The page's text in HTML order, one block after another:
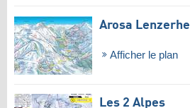
Arosa
Afficher le plan
Les 2 Alpes